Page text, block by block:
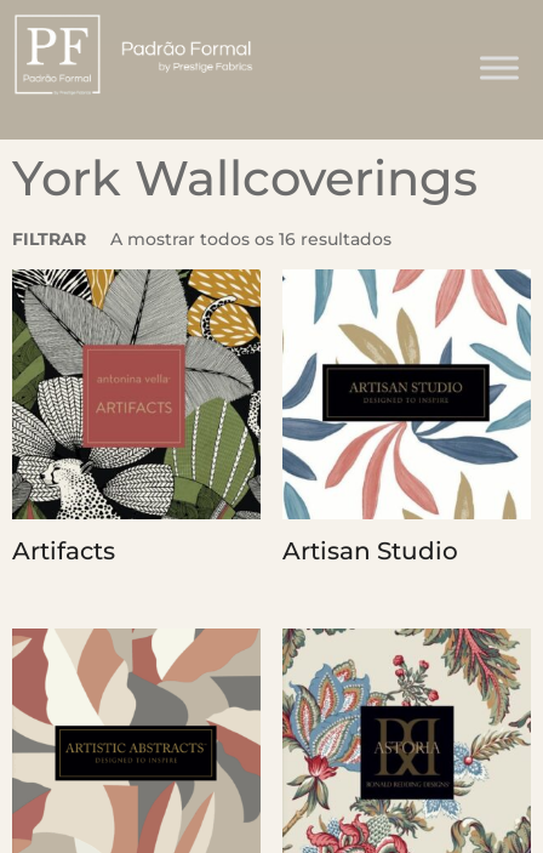
York Wallcoverings
FILTRAR A mostrar todos os 16 resultados
Artifacts Artisan Studio